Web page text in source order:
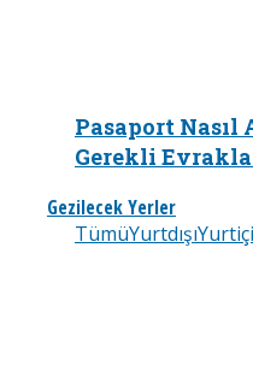
Pasaport Nasıl
Gerekli
Gezilecek Yerler
TümüYurtdışıYurtiçi